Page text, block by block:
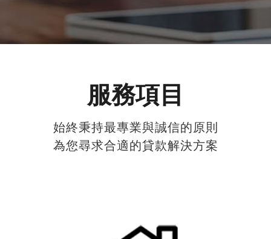
服務項目
始終秉持最專業與誠信的原則
為您尋求合適的貸款解決方案